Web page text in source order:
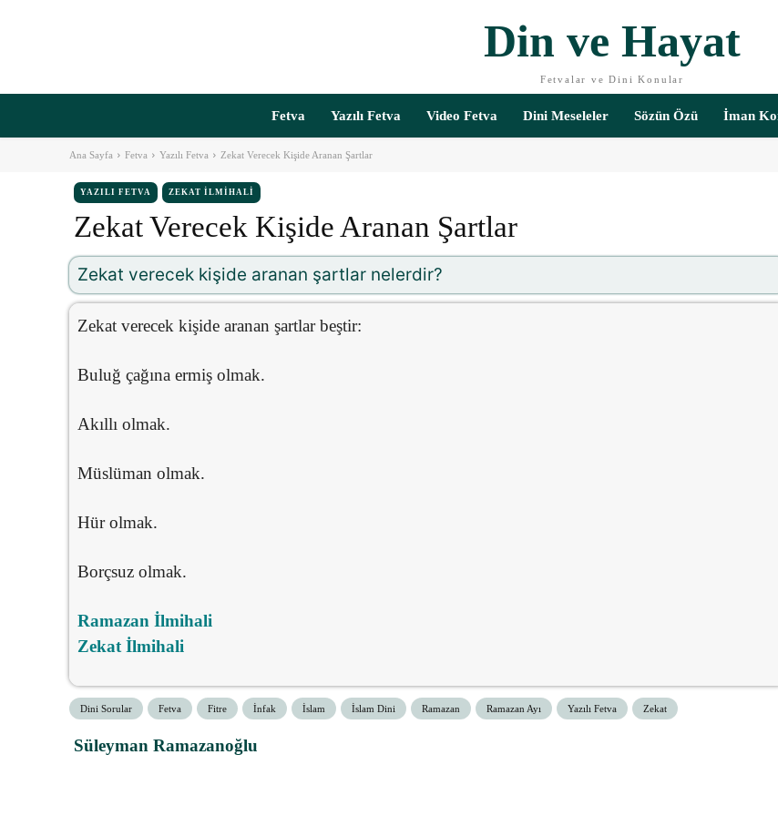
Din ve Hayat
Fetvalar ve Dini Konular
Fetva Yazılı Fetva Video Fetva Dini Meseleler Sözün Özü İman
Ana Sayfa Fetva Yazılı Fetva Zekat Verecek Kişide Aranan Şartlar
YAZILI FETVA ZEKAT İLMIHALI
Zekat Verecek Kişide Aranan Şartlar
Zekat verecek kişide aranan şartlar nelerdir?
Zekat verecek kişide aranan şartlar beştir:
Buluğ çağına ermiş olmak.
Akıllı olmak.
Müslüman olmak.
Hür olmak.
Borçsuz olmak.
Ramazan İlmihali
Zekat İlmihali
Dini Sorular Fetva Fitre İnfak İslam İslam Dini Ramazan Ramazan Ayı Yazılı Fetva Zekat
Süleyman Ramazanoğlu